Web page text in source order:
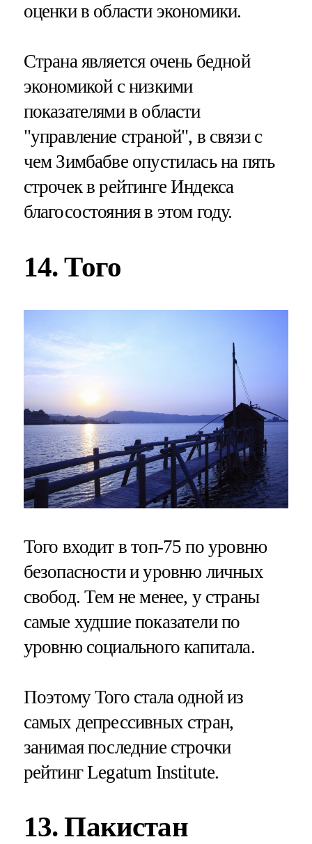
оценки в области экономики.
Страна является очень бедной
экономикой с низкими
показателями в области
"управление страной", в связи с
чем Зимбабве опустилась на пять
строчек в рейтинге Индекса
благосостояния в этом году.
14. Того
Того входит в топ-75 по уровню
безопасности и уровню личных
свобод. Тем не менее, у страны
самые худшие показатели по
уровню социального капитала.
Поэтому Того стала одной из
самых депрессивных стран,
занимая последние строчки
рейтинг Legatum Institute.
13. Пакистан